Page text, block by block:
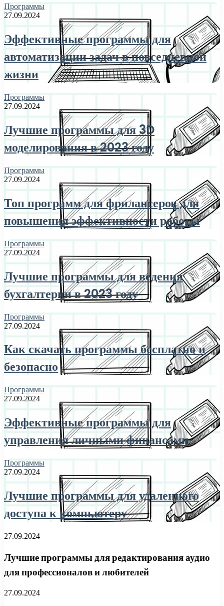
Программы
27.09.2024
Эффективные программы для
автоматизации задач в повседневной
жизни
Программы
27.09.2024
Лучшие программы для 3D
моделирования в 2023 году
Программы
27.09.2024
Топ программ для фрилансеров для
повышения эффективности работы
Программы
27.09.2024
Лучшие программы для ведения
бухгалтерии в 2023 году
Программы
27.09.2024
Как скачать программы бесплатно и
безопасно
Программы
27.09.2024
Эффективные программы для
управления личными финансами
Программы
27.09.2024
Лучшие программы для удаленного
доступа к компьютеру
27.09.2024
Лучшие программы для редактирования аудио
для профессионалов и любителей
27.09.2024